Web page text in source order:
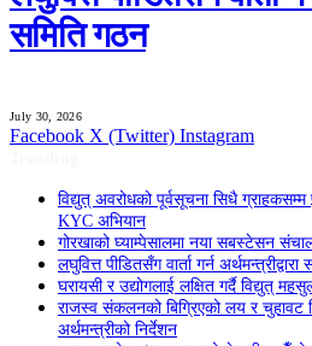
समिति गठन
July 30, 2026
Facebook X (Twitter) Instagram
विद्युत् अवरोधको पूर्वसूचना सिधै
KYC अभियान
गोरखाको घ्याम्पेसालमा नया सबस्टेसन
लघुवित्त पीडितसँग वार्ता गर्न
घरायसी र उद्योगलाई लक्षित गर्दै विद्युत्
राजस्व संकलनको बिग्रिएको लय र चुहावट
अर्थमन्त्रीको निर्देशन